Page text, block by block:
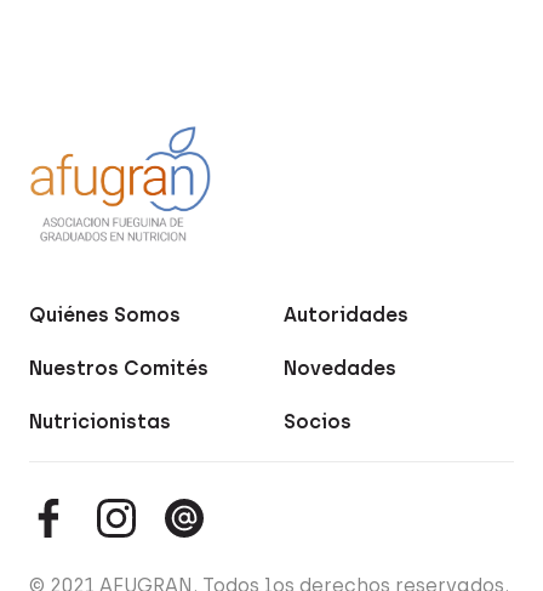
Quiénes Somos Autoridades
Nuestros Comités Novedades
Nutricionistas Socios
© 2021 AFUGRAN. Todos los derechos reservados.